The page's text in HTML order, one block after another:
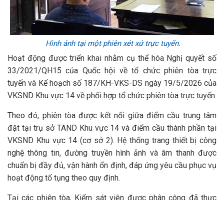
Hình ảnh tại một phiên xét xử trực tuyến.
Hoạt động được triển khai nhằm cụ thể hóa Nghị quyết số
33/2021/QH15 của Quốc hội về tổ chức phiên tòa trực
tuyến và Kế hoạch số 187/KH-VKS-DS ngày 19/5/2026 của
VKSND Khu vực 14 về phối hợp tổ chức phiên tòa trực tuyến.
Theo đó, phiên tòa được kết nối giữa điểm cầu trung tâm
đặt tại trụ sở TAND Khu vực 14 và điểm cầu thành phần tại
VKSND Khu vực 14 (cơ sở 2). Hệ thống trang thiết bị công
nghệ thông tin, đường truyền hình ảnh và âm thanh được
chuẩn bị đầy đủ, vận hành ổn định, đáp ứng yêu cầu phục vụ
hoạt động tố tụng theo quy định.
Tại các phiên tòa, Kiểm sát viên được phân công đã thực